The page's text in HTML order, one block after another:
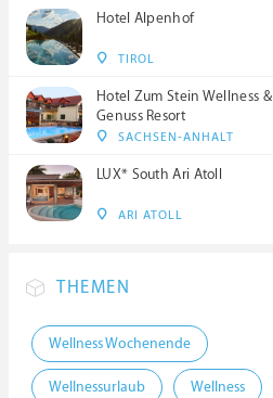
Hotel Alpenhof
TIROL
Hotel Zum Stein Wellness &
Genuss Resort
SACHSEN-ANHALT
LUX* South Ari Atoll
ARI ATOLL
THEMEN
Wellness Wochenende
Wellnessurlaub Wellness